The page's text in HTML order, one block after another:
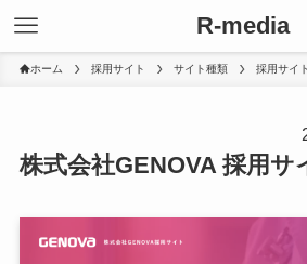
R-media
ホーム 採用サイト サイト種類 採用サイト
株式会社GENOVA 採用サ